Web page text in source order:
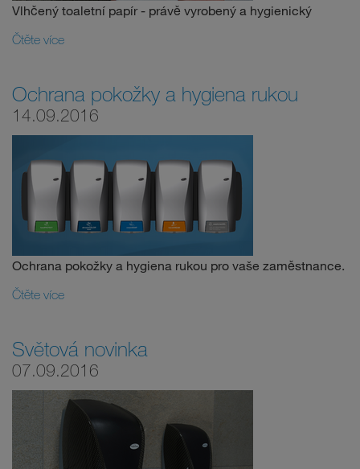
Vlhčený toaletní papír - právě vyrobený a hygienický
Čtěte více
Ochrana pokožky a hygiena rukou
14.09.2016
Ochrana pokožky a hygiena rukou pro vaše zaměstnance.
Čtěte více
Světová novinka
07.09.2016